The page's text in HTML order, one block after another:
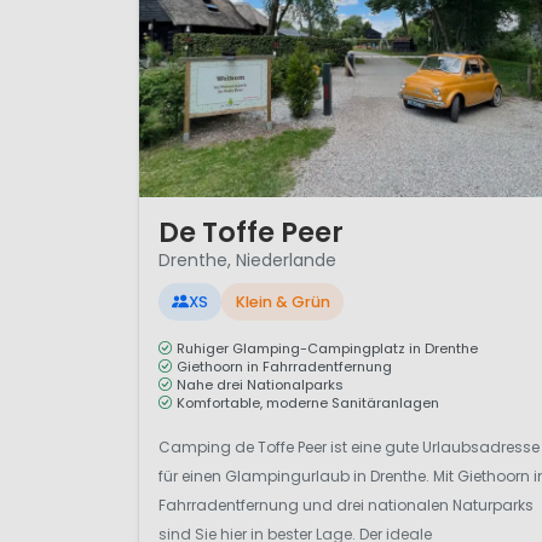
De Toffe Peer
Drenthe, Niederlande
XS Klein & Grün
Ruhiger Glamping-Campingplatz in Drenthe
Giethoorn in Fahrradentfernung
Nahe drei Nationalparks
Komfortable, moderne Sanitäranlagen
Camping de Toffe Peer ist eine gute Urlaubsadresse
für einen Glampingurlaub in Drenthe. Mit Giethoorn
Fahrradentfernung und drei nationalen Naturparks
sind Sie hier in bester Lage. Der ideale